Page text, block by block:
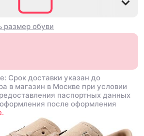
38⅔
размер обуви
Срок доставки указан до
в магазин в Москве при условии
паспортных данных
после оформления